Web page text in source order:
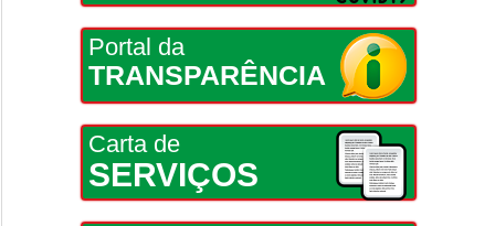
Portal da
TRANSPARÊNCIA
Carta de
SERVIÇOS